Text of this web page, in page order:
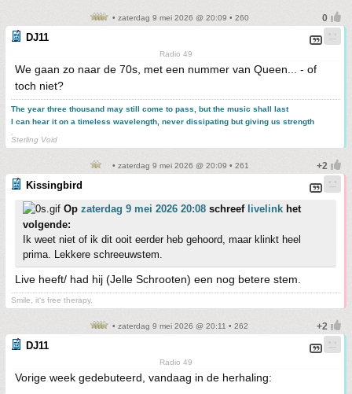
• zaterdag 9 mei 2026 @ 20:09 • 260
DJ11
Radio 49
We gaan zo naar de 70s, met een nummer van Queen... - of
toch niet?
The year three thousand may still come to pass, but the music shall last
I can hear it on a timeless wavelength, never dissipating but giving us strength
Sterling Void
• zaterdag 9 mei 2026 @ 20:09 • 261
Kissingbird
Op zaterdag 9 mei 2026 20:08 schreef livelink het
volgende:
Ik weet niet of ik dit ooit eerder heb gehoord, maar klinkt heel
prima. Lekkere schreeuwstem.
Live heeft/ had hij (Jelle Schrooten) een nog betere stem.
Smile, it's free therapy.
• zaterdag 9 mei 2026 @ 20:11 • 262
DJ11
Radio 49
Vorige week gedebuteerd, vandaag in de herhaling: